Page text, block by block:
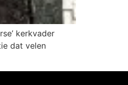
kerkvader
dat velen